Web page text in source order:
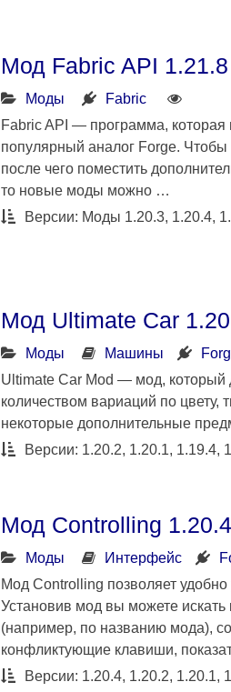
Мод Fabric API 1.21.8
Моды
Fabric
Fabric API — программа, которая
популярный аналог Forge. Чтобы
после чего поместить
то новые моды можно …
Версии: Моды 1.20.3, 1.20.4,
Мод Ultimate Car
Моды Машины
Ultimate Car Mod — мод, который
количеством вариаций по цвету,
некоторые дополнительные
Версии: 1.20.2, 1.20.1, 1.19.4,
Мод Controlling 1.20.4
Моды Интерфейс
Мод Controlling позволяет
Установив мод вы можете
(например, по названию мода),
конфликтующие клавиши,
Версии: 1.20.4, 1.20.2, 1.20.1,